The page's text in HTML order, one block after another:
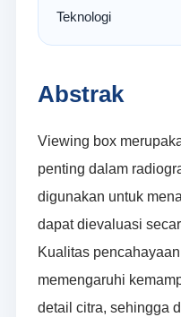
Teknologi
Abstrak
Viewing box
penting dalam
digunakan untuk
dapat dievaluasi
Kualitas
memengaruhi
detail citra, sehingga